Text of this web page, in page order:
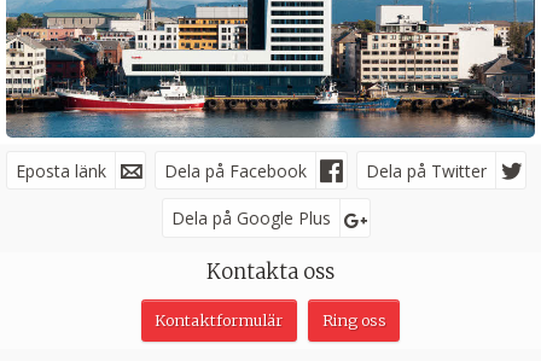
Facebook
Eposta länk Dela på Facebook Dela på Twitter
Dela på Google Plus
Följ oss på
Kontakta oss
Kontaktformulär Ring oss